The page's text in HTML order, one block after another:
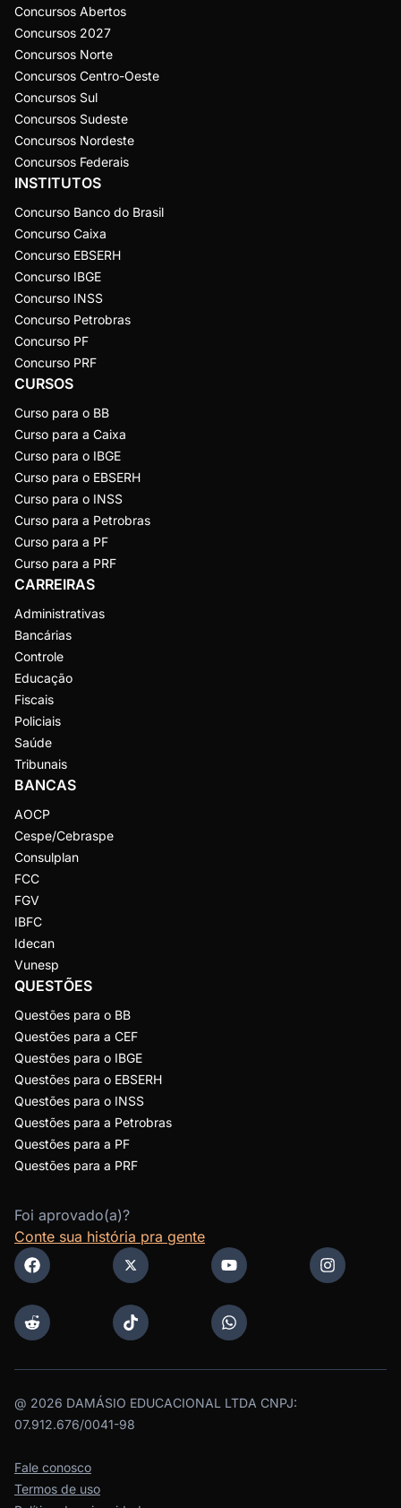
Concursos Abertos
Concursos 2027
Concursos Norte
Concursos Centro-Oeste
Concursos Sul
Concursos Sudeste
Concursos Nordeste
Concursos Federais
INSTITUTOS
Concurso Banco do Brasil
Concurso Caixa
Concurso EBSERH
Concurso IBGE
Concurso INSS
Concurso Petrobras
Concurso PF
Concurso PRF
CURSOS
Curso para o BB
Curso para a Caixa
Curso para o IBGE
Curso para o EBSERH
Curso para o INSS
Curso para a Petrobras
Curso para a PF
Curso para a PRF
CARREIRAS
Administrativas
Bancárias
Controle
Educação
Fiscais
Policiais
Saúde
Tribunais
BANCAS
AOCP
Cespe/Cebraspe
Consulplan
FCC
FGV
IBFC
Idecan
Vunesp
QUESTÕES
Questões para o BB
Questões para a CEF
Questões para o IBGE
Questões para o EBSERH
Questões para o INSS
Questões para a Petrobras
Questões para a PF
Questões para a PRF
Foi aprovado(a)?
Conte sua história pra gente
@ 2026 DAMÁSIO EDUCACIONAL LTDA CNPJ:
07.912.676/0041-98
Fale conosco
Termos de uso